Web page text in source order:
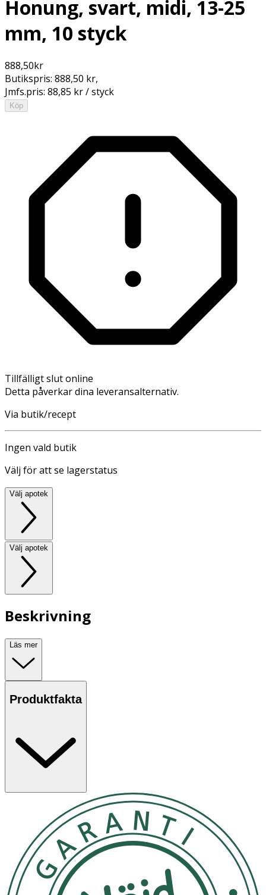
Honung, svart, midi, 13-25
mm, 10 styck
888,50kr
Butikspris: 888,50 kr,
Jmfs.pris: 88,85 kr / styck
Köp
Tillfälligt slut online
Detta påverkar dina leveransalternativ.
Via butik/recept
Ingen vald butik
Välj för att se lagerstatus
Välj apotek
Välj apotek
Beskrivning
Läs mer
Produktfakta